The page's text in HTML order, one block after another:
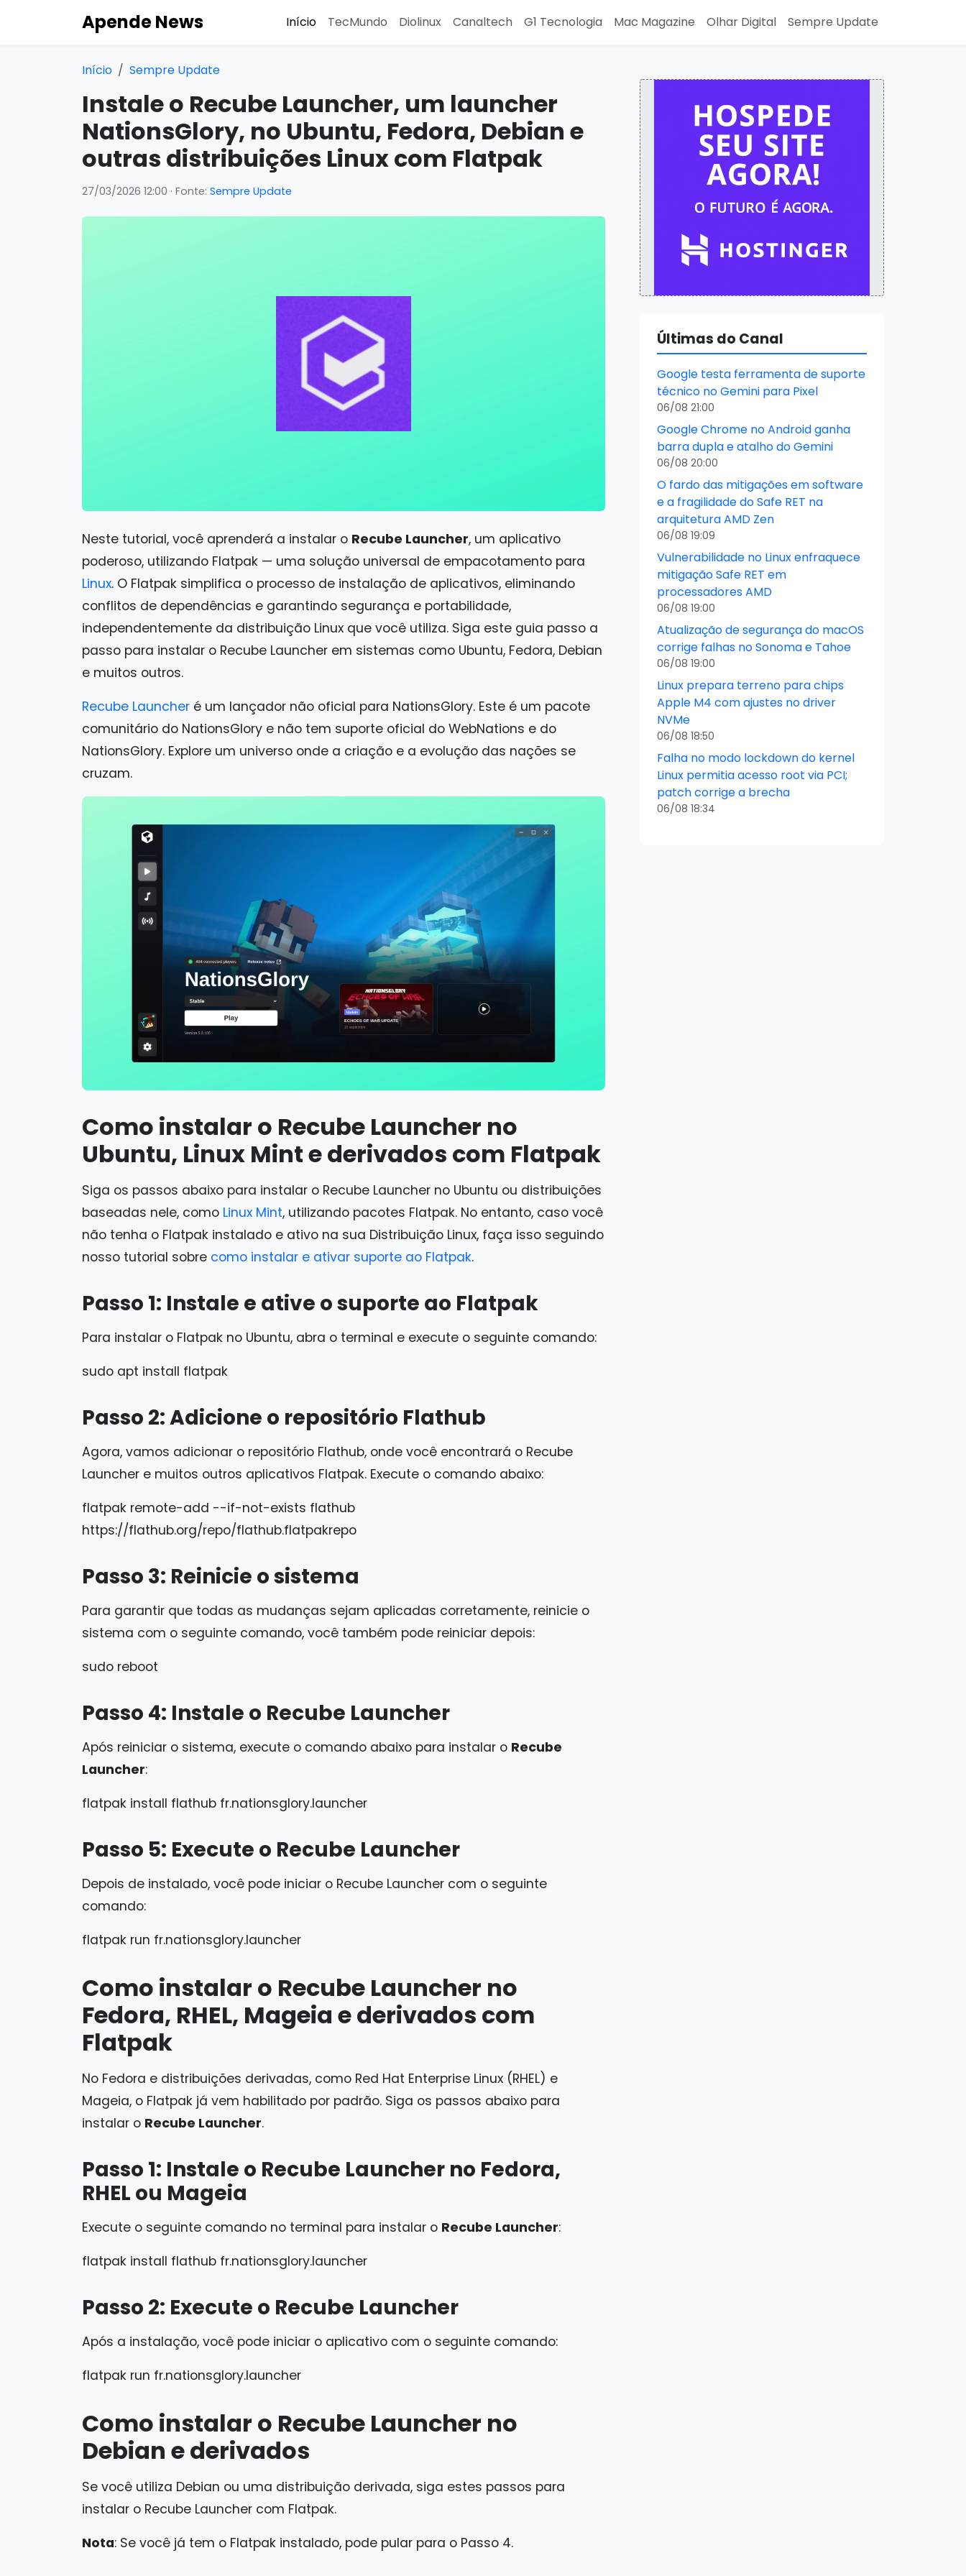
Apende News Início TecMundo Diolinux Canaltech G1 Tecnologia Mac Magazine Olhar Digital Sempre Update
Início Sempre Update
Instale o Recube Launcher, um launcher
NationsGlory, no Ubuntu, Fedora, Debian e
outras distribuições Linux com Flatpak
27/03/2026 12:00 · Fonte: Sempre Update
Neste tutorial, você aprenderá a instalar o Recube Launcher, um aplicativo
poderoso, utilizando Flatpak — uma solução universal de empacotamento para
Linux. O Flatpak simplifica o processo de instalação de aplicativos, eliminando
conflitos de dependências e garantindo segurança e portabilidade,
independentemente da distribuição Linux que você utiliza. Siga este guia passo a
passo para instalar o Recube Launcher em sistemas como Ubuntu, Fedora, Debian
e muitos outros.
Recube Launcher é um lançador não oficial para NationsGlory. Este é um pacote
comunitário do NationsGlory e não tem suporte oficial do WebNations e do
NationsGlory. Explore um universo onde a criação e a evolução das nações se
cruzam.
Como instalar o Recube Launcher no
Ubuntu, Linux Mint e derivados com Flatpak
Siga os passos abaixo para instalar o Recube Launcher no Ubuntu ou distribuições
baseadas nele, como Linux Mint, utilizando pacotes Flatpak. No entanto, caso você
não tenha o Flatpak instalado e ativo na sua Distribuição Linux, faça isso seguindo
nosso tutorial sobre como instalar e ativar suporte ao Flatpak.
Passo 1: Instale e ative o suporte ao Flatpak
Para instalar o Flatpak no Ubuntu, abra o terminal e execute o seguinte comando:
sudo apt install flatpak
Passo 2: Adicione o repositório Flathub
Agora, vamos adicionar o repositório Flathub, onde você encontrará o Recube
Launcher e muitos outros aplicativos Flatpak. Execute o comando abaixo:
flatpak remote-add --if-not-exists flathub
https://flathub.org/repo/flathub.flatpakrepo
Passo 3: Reinicie o sistema
Para garantir que todas as mudanças sejam aplicadas corretamente, reinicie o
sistema com o seguinte comando, você também pode reiniciar depois:
sudo reboot
Passo 4: Instale o Recube Launcher
Após reiniciar o sistema, execute o comando abaixo para instalar o Recube
Launcher:
flatpak install flathub fr.nationsglory.launcher
Passo 5: Execute o Recube Launcher
Depois de instalado, você pode iniciar o Recube Launcher com o seguinte
comando:
flatpak run fr.nationsglory.launcher
Como instalar o Recube Launcher no
Fedora, RHEL, Mageia e derivados com
Flatpak
No Fedora e distribuições derivadas, como Red Hat Enterprise Linux (RHEL) e
Mageia, o Flatpak já vem habilitado por padrão. Siga os passos abaixo para
instalar o Recube Launcher.
Passo 1: Instale o Recube Launcher no Fedora,
RHEL ou Mageia
Execute o seguinte comando no terminal para instalar o Recube Launcher:
flatpak install flathub fr.nationsglory.launcher
Passo 2: Execute o Recube Launcher
Após a instalação, você pode iniciar o aplicativo com o seguinte comando:
flatpak run fr.nationsglory.launcher
Como instalar o Recube Launcher no
Debian e derivados
Se você utiliza Debian ou uma distribuição derivada, siga estes passos para
instalar o Recube Launcher com Flatpak.
Nota: Se você já tem o Flatpak instalado, pode pular para o Passo 4.
Últimas do Canal
Google testa ferramenta de suporte
técnico no Gemini para Pixel
06/08 21:00
Google Chrome no Android ganha
barra dupla e atalho do Gemini
06/08 20:00
O fardo das mitigações em software
e a fragilidade do Safe RET na
arquitetura AMD Zen
06/08 19:09
Vulnerabilidade no Linux enfraquece
mitigação Safe RET em
processadores AMD
06/08 19:00
Atualização de segurança do macOS
corrige falhas no Sonoma e Tahoe
06/08 19:00
Linux prepara terreno para chips
Apple M4 com ajustes no driver
NVMe
06/08 18:50
Falha no modo lockdown do kernel
Linux permitia acesso root via PCI;
patch corrige a brecha
06/08 18:34